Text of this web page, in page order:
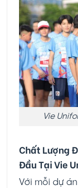
Vie
Chất Lượng
Đầu Tại Vie
Với mỗi dự